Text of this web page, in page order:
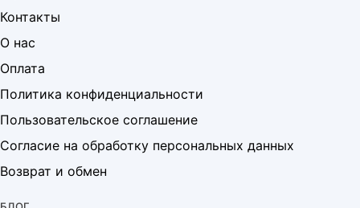
Контакты
О нас
Оплата
Политика конфиденциальности
Пользовательское соглашение
Согласие на обработку персональных данных
Возврат и обмен